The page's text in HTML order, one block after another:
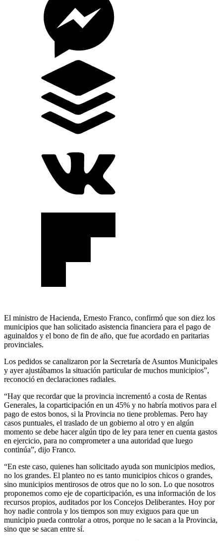
El ministro de Hacienda, Ernesto Franco, confirmó que son diez los
municipios que han solicitado asistencia financiera para el pago de
aguinaldos y el bono de fin de año, que fue acordado en paritarias
provinciales.
Los pedidos se canalizaron por la Secretaría de Asuntos Municipales
y ayer ajustábamos la situación particular de muchos municipios”,
reconoció en declaraciones radiales.
“Hay que recordar que la provincia incrementó a costa de Rentas
Generales, la coparticipación en un 45% y no habría motivos para el
pago de estos bonos, si la Provincia no tiene problemas. Pero hay
casos puntuales, el traslado de un gobierno al otro y en algún
momento se debe hacer algún tipo de ley para tener en cuenta gastos
en ejercicio, para no comprometer a una autoridad que luego
continúa”, dijo Franco.
“En este caso, quienes han solicitado ayuda son municipios medios,
no los grandes. El planteo no es tanto municipios chicos o grandes,
sino municipios mentirosos de otros que no lo son. Lo que nosotros
proponemos como eje de coparticipación, es una información de los
recursos propios, auditados por los Concejos Deliberantes. Hoy por
hoy nadie controla y los tiempos son muy exiguos para que un
municipio pueda controlar a otros, porque no le sacan a la Provincia,
sino que se sacan entre sí.